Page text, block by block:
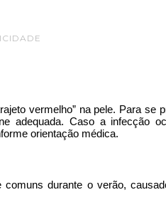
vermelho” na pele. Para se
adequada. Caso a infecção
orientação médica.
durante o verão,